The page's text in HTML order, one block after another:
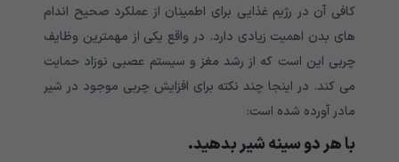
کافی آن در رژیم غذایی برای اطمینان از عملکرد صحیح اندام
های بدن اهمیت زیادی دارد. در واقع یکی از مهمترین وظایف
چربی این است که از رشد مغز و سیستم عصبی نوزاد حمایت
می کند. در اینجا چند نکته برای افزایش چربی موجود در شیر
مادر آورده شده است:
با هر دو سینه شیر بدهید.